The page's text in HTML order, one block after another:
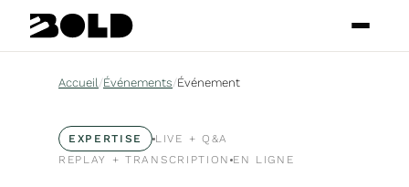
Accueil/Événements/Événement
EXPERTISE LIVE + Q &A
REPLAY + TRANSCRIPTION EN LIGNE